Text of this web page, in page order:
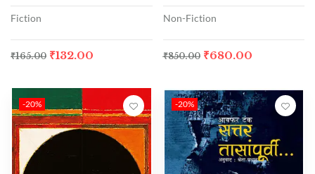
Fiction
₹165.00 ₹132.00
Non-Fiction
₹850.00 ₹680.00
-20% -20%